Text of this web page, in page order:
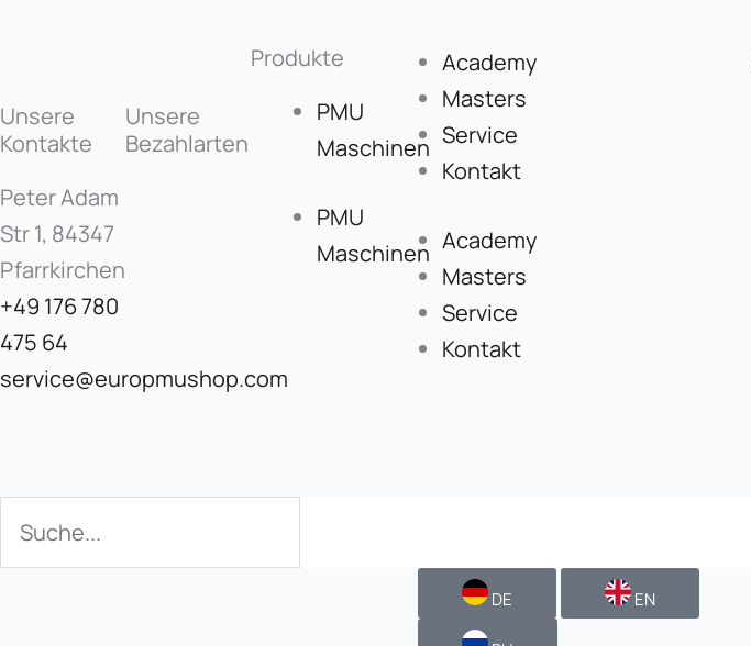
Unsere
Kontakte
Peter Adam
Str 1, 84347
Pfarrkirchen
+49 176 780
475 64
service@europmushop.com
Unsere
Bezahlarten
Produkte
PMU
Maschinen
PMU
Maschinen
Academy
Masters
Service
Kontakt
Academy
Masters
Service
Kontakt
DE EN